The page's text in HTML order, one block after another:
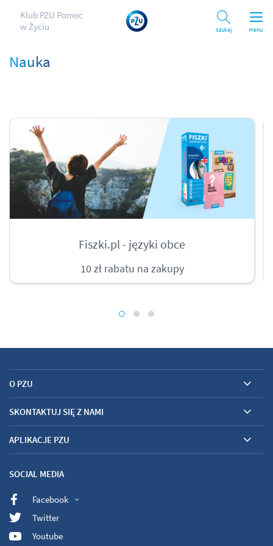
menu
Klub PZU Pomoc
w Życiu
Szukaj
Nauka
Fiszki.pl - języki obce
10 zł rabatu na zakupy
O PZU
SKONTAKTUJ SIĘ Z NAMI
APLIKACJE PZU
SOCIAL MEDIA
Facebook
Twitter
Youtube